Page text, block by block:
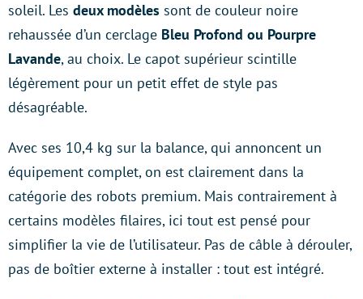
soleil. Les deux modèles sont de couleur noire
rehaussée d’un cerclage Bleu Profond ou Pourpre
Lavande, au choix. Le capot supérieur scintille
légèrement pour un petit effet de style pas
désagréable.
Avec ses 10,4 kg sur la balance, qui annoncent un
équipement complet, on est clairement dans la
catégorie des robots premium. Mais contrairement à
certains modèles filaires, ici tout est pensé pour
simplifier la vie de l’utilisateur. Pas de câble à dérouler,
pas de boîtier externe à installer : tout est intégré.